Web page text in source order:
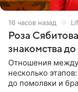
16 часов назад
Роза
знакомства
Отношения
несколько
до помолвки и